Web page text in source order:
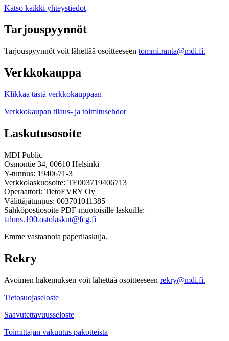
Katso kaikki yhteystiedot
Tarjouspyynnöt
Tarjouspyynnöt voit lähettää osoitteeseen tommi.ranta@mdi.fi.
Verkkokauppa
Klikkaa tästä verkkokauppaan
Verkkokaupan tilaus- ja toimitusehdot
Laskutusosoite
MDI Public
Osmontie 34, 00610 Helsinki
Y-tunnus: 1940671-3
Verkkolaskuosoite: TE003719406713
Operaattori: TietoEVRY Oy
Välittäjätunnus: 003701011385
Sähköpostiosoite PDF-muotoisille laskuille:
talous.100.ostolaskut@fcg.fi
Emme vastaanota paperilaskuja.
Rekry
Avoimen hakemuksen voit lähettää osoitteeseen rekry@mdi.fi.
Tietosuojaseloste
Saavutettavuusseloste
Toimittajan vakuutus pakotteista